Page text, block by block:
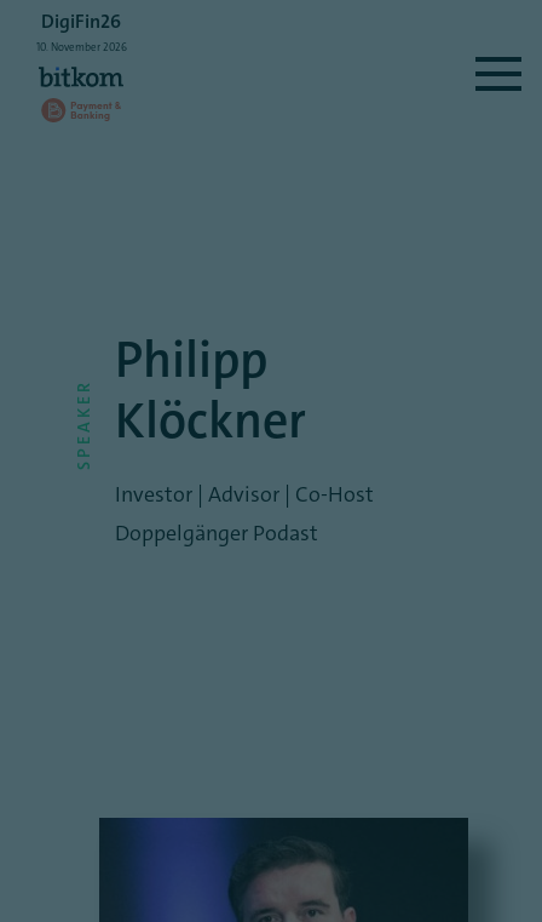
SPEAKER
Philipp
Klöckner
Investor | Advisor | Co-Host
Doppelgänger Podast
DigiFin26
10. November2026